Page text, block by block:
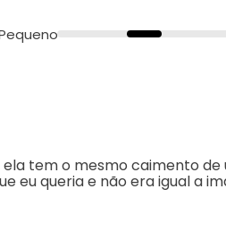
tem o mesmo caimento de
eu queria e não era igual a